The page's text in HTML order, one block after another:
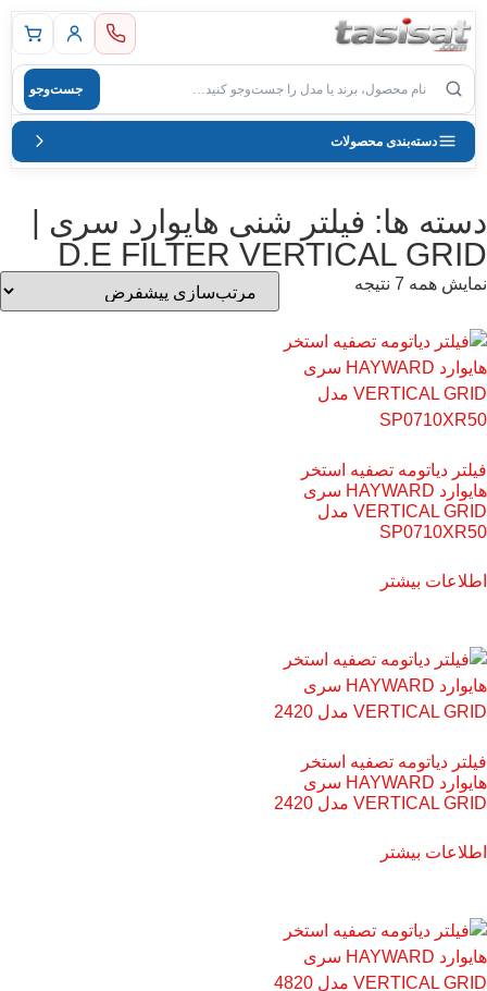
اصلی
جست‌وجو
دسته‌بندی محصولات
دسته ها: فیلتر شنی هایوارد سری |
D.E FILTER VERTICAL GRID
نمایش همه 7 نتیجه
فیلتر دیاتومه تصفیه استخر
هایوارد HAYWARD سری
VERTICAL GRID مدل
SP0710XR50
اطلاعات بیشتر
فیلتر دیاتومه تصفیه استخر
هایوارد HAYWARD سری
VERTICAL GRID مدل 2420
اطلاعات بیشتر